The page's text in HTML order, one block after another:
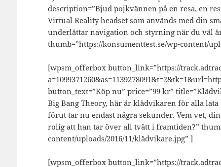
description=”Bjud pojkvännen på en resa, en
Virtual Reality headset som används med din
underlättar navigation och styrning när du väl
thumb=”https://konsumenttest.se/wp-content/
[wpsm_offerbox button_link=”https://
button_text=”Köp nu” price=”99 kr”
Big Bang Theory, här är klädvikaren för alla
förut tar nu endast några sekunder. Vem vet,
rolig att han tar över all tvätt i framtiden?”
content/uploads/2016/11/klädvikare.jpg” ]
[wpsm_offerbox button_link=”https://